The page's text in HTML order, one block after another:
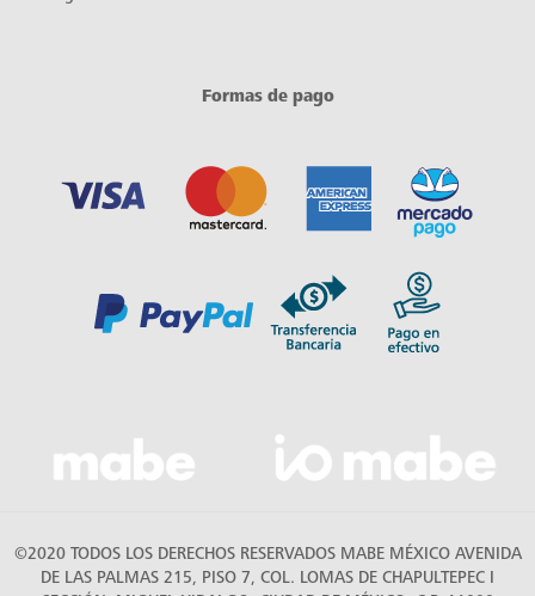
Formas de pago
©2020 TODOS LOS DERECHOS RESERVADOS MABE MÉXICO AVENIDA
DE LAS PALMAS 215, PISO 7, COL. LOMAS DE CHAPULTEPEC I